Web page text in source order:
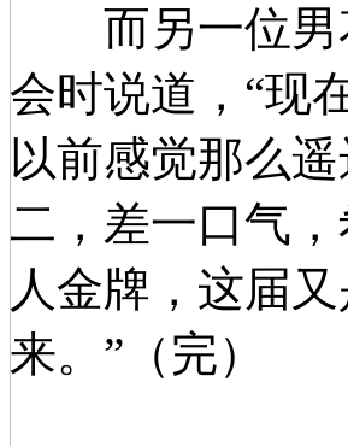
而另一位男
会时说道，“现
以前感觉那么
二，差一口气
人金牌，这届
来。”（完）